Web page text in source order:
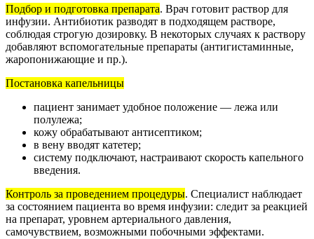
Подбор и подготовка препарата. Врач готовит раствор для
инфузии. Антибиотик разводят в подходящем растворе,
соблюдая строгую дозировку. В некоторых случаях к раствору
добавляют вспомогательные препараты (антигистаминные,
жаропонижающие и пр.).
Постановка капельницы
пациент занимает удобное положение — лежа или
полулежа;
кожу обрабатывают антисептиком;
в вену вводят катетер;
систему подключают, настраивают скорость капельного
введения.
Контроль за проведением процедуры. Специалист наблюдает
за состоянием пациента во время инфузии: следит за реакцией
на препарат, уровнем артериального давления,
самочувствием, возможными побочными эффектами.